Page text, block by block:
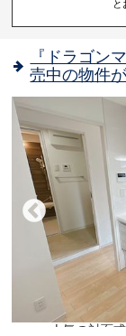
と
『ドラゴン
売中の物件
人気の対面